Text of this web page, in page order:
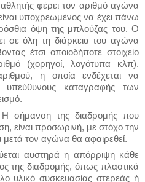
φέρει τον αριθμό αγώνα
υποχρεωμένος να έχει πάνω
όψη της μπλούζας του. Ο
σε όλη τη διάρκεια του αγώνα
έτσι οποιοδήποτε στοιχείο
(χορηγοί, λογότυπα κλπ).
η οποία ενδέχεται να
υπεύθυνους καταγραφής των
της διαδρομής που
είναι προσωρινή, με στόχο την
τον αγώνα θα αφαιρεθεί.
αυστηρά η απόρριψη κάθε
της διαδρομής, όπως πλαστικά
υλικό συσκευασίας στερεάς ή